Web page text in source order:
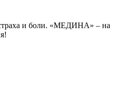
и боли. «МЕДИНА» – на